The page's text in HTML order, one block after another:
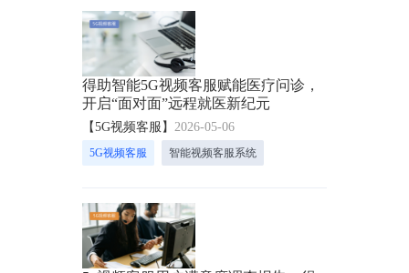
得助智能5G视频客服赋能医疗问诊，
开启“面对面”远程就医新纪元
【5G视频客服】2026-05-06
5G视频客服 智能视频客服系统